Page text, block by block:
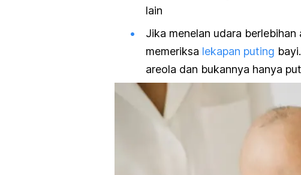
lain
Jika menelan udara
memeriksa lekapan puting
areola dan bukannya hanya